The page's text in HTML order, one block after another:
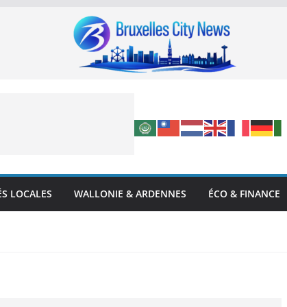
LOCALES WALLONIE & ARDENNES ÉCO & FINANCE